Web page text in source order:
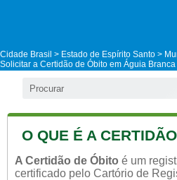
Cidade Brasil > Estado de Espírito Santo >
Solicitar a Certidão de Óbito em Águia Branca
O QUE É A
A Certidão de Óbito é um
certificado pelo Cartório de